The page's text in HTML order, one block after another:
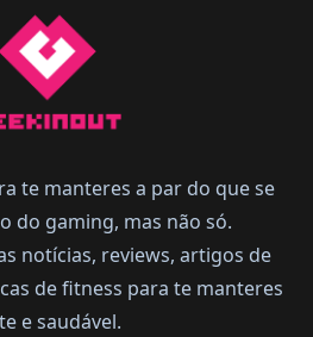
te manteres a par do que se
do gaming, mas não só.
notícias, reviews, artigos de
de fitness para te manteres
e saudável.